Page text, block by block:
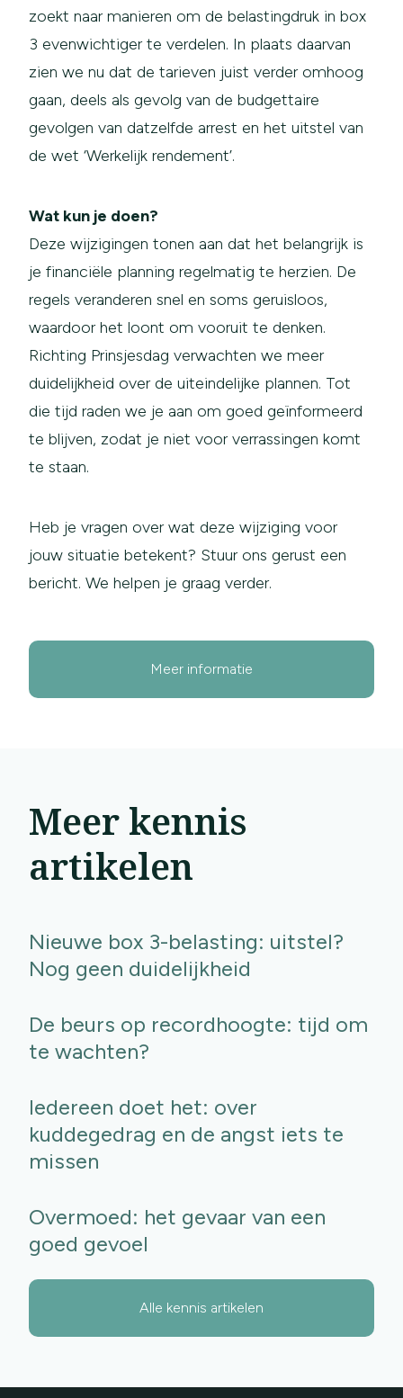
zoekt naar manieren om de belastingdruk in box
3 evenwichtiger te verdelen. In plaats daarvan
zien we nu dat de tarieven juist verder omhoog
gaan, deels als gevolg van de budgettaire
gevolgen van datzelfde arrest en het uitstel van
de wet ‘Werkelijk rendement’.
Wat kun je doen?
Deze wijzigingen tonen aan dat het belangrijk is
je financiële planning regelmatig te herzien. De
regels veranderen snel en soms geruisloos,
waardoor het loont om vooruit te denken.
Richting Prinsjesdag verwachten we meer
duidelijkheid over de uiteindelijke plannen. Tot
die tijd raden we je aan om goed geïnformeerd
te blijven, zodat je niet voor verrassingen komt
te staan.
Heb je vragen over wat deze wijziging voor
jouw situatie betekent? Stuur ons gerust een
bericht. We helpen je graag verder.
Meer informatie
Meer kennis
artikelen
Nieuwe box 3-belasting: uitstel?
Nog geen duidelijkheid
De beurs op recordhoogte: tijd om
te wachten?
Iedereen doet het: over
kuddegedrag en de angst iets te
missen
Overmoed: het gevaar van een
goed gevoel
Alle kennis artikelen